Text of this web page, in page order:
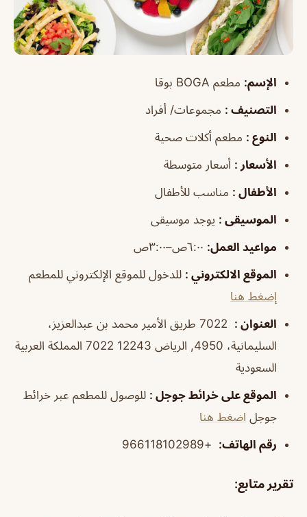
الإسم: مطعم BOGA بوقا
التصنيف : مجموعات/ أفراد
النوع : مطعم أكلات صحية
الأسعار : أسعار متوسطة
الأطفال : مناسب للأطفال
الموسيقى : يوجد موسيقى
مواعيد العمل:
الموقع الالكتروني : للدخول للموقع الإلكتروني للمطعم
إضغط هنا
العنوان :
7022 طريق الأمير محمد بن عبدالعزيز،
السليمانية، 4950, الرياض 12243 7022 المملكة العربية
السعودية
الموقع على خرائط جوجل : للوصول للمطعم عبر خرائط
جوجل اضغط هنا
رقم الهاتف:
+966118102989
تقرير متابع: